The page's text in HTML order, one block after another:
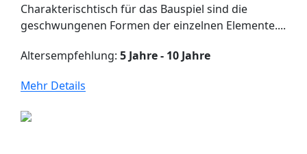
Charakterischtisch für das Bauspiel sind die
geschwungenen Formen der einzelnen Elemente....
Altersempfehlung: 5 Jahre - 10 Jahre
Mehr Details